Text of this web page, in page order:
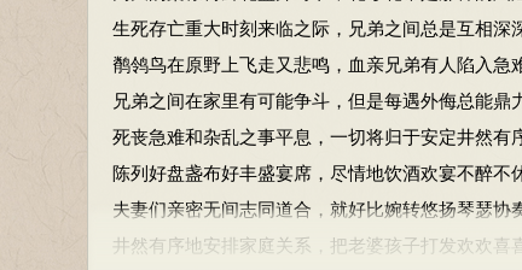
友生：友人。生，语气词，无实义。
傧(bīn)尔笾(biān) 豆，饮酒之饫。兄弟既具，和乐
陈列好盘盏布好丰盛宴席，尽情地饮酒欢宴不醉不
傧：陈列。笾、豆：祭祀或燕享时用来盛食物的器
足饭饱。具：通“俱”，俱全，完备，聚集。孺：相
妻子好合，如鼓瑟琴。兄弟既翕 (xī)，和乐且湛
夫妻们亲密无间志同道合，就好比婉转悠扬琴瑟
生死存亡重大时刻来临之际，兄弟之间总是互相深
鹡鸰鸟在原野上飞走又悲鸣，血亲兄弟有人陷入急
兄弟之间在家里有可能争斗，但是每遇外侮总能鼎
死丧急难和杂乱之事平息，一切将归于安定井然有
陈列好盘盏布好丰盛宴席，尽情地饮酒欢宴不醉不
夫妻们亲密无间志同道合，就好比婉转悠扬琴瑟协
井然有序地安排家庭关系，把老婆孩子打发欢欢